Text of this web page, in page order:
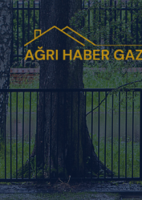
İçeriğe
atla